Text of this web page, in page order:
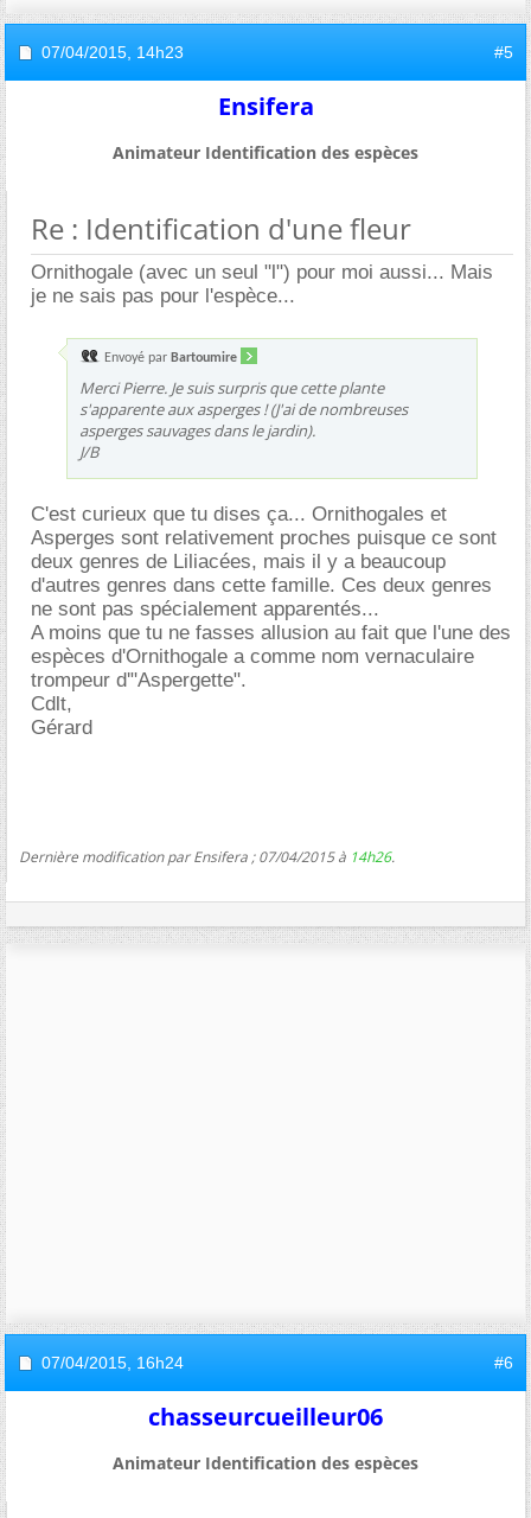
07/04/2015, 14h23 #5
Ensifera
Animateur Identification des espèces
Re : Identification d'une fleur
Ornithogale (avec un seul "l") pour moi aussi... Mais
je ne sais pas pour l'espèce...
Envoyé par Bartoumire
Merci Pierre. Je suis surpris que cette plante
s'apparente aux asperges ! (J'ai de nombreuses
asperges sauvages dans le jardin).
J/B
C'est curieux que tu dises ça... Ornithogales et
Asperges sont relativement proches puisque ce sont
deux genres de Liliacées, mais il y a beaucoup
d'autres genres dans cette famille. Ces deux genres
ne sont pas spécialement apparentés...
A moins que tu ne fasses allusion au fait que l'une des
espèces d'Ornithogale a comme nom vernaculaire
trompeur d'"Aspergette".
Cdlt,
Gérard
Dernière modification par Ensifera ; 07/04/2015 à 14h26.
07/04/2015, 16h24 #6
chasseurcueilleur06
Animateur Identification des espèces